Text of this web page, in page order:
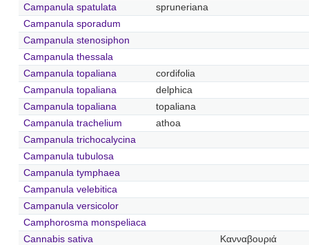
Campanula spatulata
spruneriana
Campanula sporadum
Campanula stenosiphon
Campanula thessala
Campanula topaliana
cordifolia
Campanula topaliana
delphica
Campanula topaliana
topaliana
Campanula trachelium
athoa
Campanula trichocalycina
Campanula tubulosa
Campanula tymphaea
Campanula velebitica
Campanula versicolor
Camphorosma monspeliaca
Cannabis sativa
Κανναβουριά